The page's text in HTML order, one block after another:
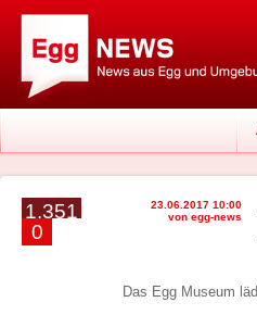
1.351
0
23.06.2017 10:00
von egg-news
Das Egg Museum